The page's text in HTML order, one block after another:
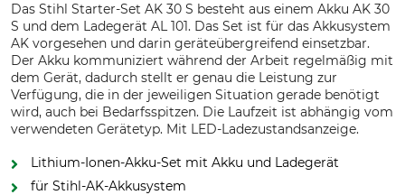
Das Stihl Starter-Set AK 30 S besteht aus einem Akku AK 30
S und dem Ladegerät AL 101. Das Set ist für das Akkusystem
AK vorgesehen und darin geräteübergreifend einsetzbar.
Der Akku kommuniziert während der Arbeit regelmäßig mit
dem Gerät, dadurch stellt er genau die Leistung zur
Verfügung, die in der jeweiligen Situation gerade benötigt
wird, auch bei Bedarfsspitzen. Die Laufzeit ist abhängig vom
verwendeten Gerätetyp. Mit LED-Ladezustandsanzeige.
Lithium-Ionen-Akku-Set mit Akku und Ladegerät
für Stihl-AK-Akkusystem